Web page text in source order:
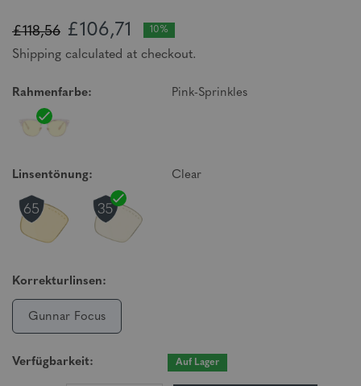
£118,56 £106,71 10%
Shipping calculated at checkout.
Rahmenfarbe: Pink-Sprinkles
Linsentönung: Clear
Korrekturlinsen:
Gunnar Focus
Verfügbarkeit: Auf Lager